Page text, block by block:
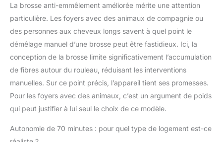
Ceci est adapté aux familles avec des
animaux domestiques et aux personnes
allergiques. Le bac à poussière de 1,6 litre
avec vidange One-Touch peut absorber
plus de poussière et de saleté sans avoir
besoin d'un entretien fréquent. Affichage
LED HD couleur : le système de capteurs
sensible prend en charge le toucher de
l'écran pour régler la puissance
d'aspiration et les symboles simples, haute
résolution et extra larges sont très faciles à
personnes d'âge moyen et âgées. Le
La brosse anti-emmêlement améliorée mérite une attention
particulière. Les foyers avec des animaux de compagnie ou
des personnes aux cheveux longs savent à quel point le
démêlage manuel d’une brosse peut être fastidieux. Ici, la
conception de la brosse limite significativement l’accumulation
de fibres autour du rouleau, réduisant les interventions
manuelles. Sur ce point précis, l’appareil tient ses promesses.
Pour les foyers avec des animaux, c’est un argument de poids
qui peut justifier à lui seul le choix de ce modèle.
Autonomie de 70 minutes : pour quel type de logement est-ce